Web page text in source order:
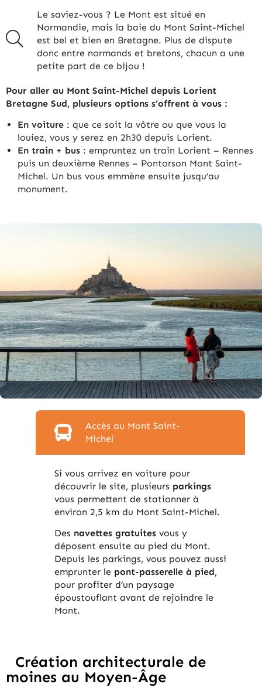
Le saviez-vous ? Le Mont est situé en
Normandie, mais la baie du Mont Saint-Michel
est bel et bien en Bretagne. Plus de dispute
donc entre normands et bretons, chacun a une
petite part de ce bijou !
Pour aller au Mont Saint-Michel depuis Lorient
Bretagne Sud, plusieurs options s’offrent à vous :
En voiture : que ce soit la vôtre ou que vous la
louiez, vous y serez en 2h30 depuis Lorient.
En train + bus : empruntez un train Lorient – Rennes
puis un deuxième Rennes – Pontorson Mont Saint-
Michel. Un bus vous emmène ensuite jusqu’au
monument.
Accès au Mont Saint-
Michel
Si vous arrivez en voiture pour
découvrir le site, plusieurs parkings
vous permettent de stationner à
environ 2,5 km du Mont Saint-Michel.
Des navettes gratuitesvous y
déposent ensuite au pied du Mont.
Depuis les parkings, vous pouvez aussi
emprunter le pont-passerelle à pied,
pour profiter d’un paysage
époustouflant avant de rejoindre le
Mont.
Création architecturale de
moines au Moyen-Âge